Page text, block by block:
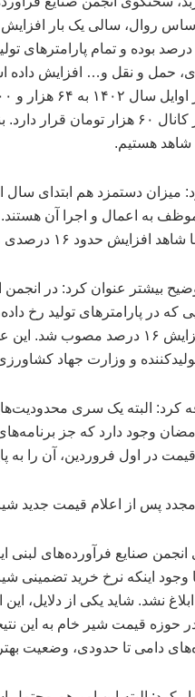
روال، سالی یک بار
بالای ۴۰ درصد بوده و تمام
شاهد هستیم.
میزان دستمزد هم ابتدای سال
به اعمال و اجرا آن
حدود ۱۶ درصدی محصولات لبنی باشیم.
بیشتر عنوان کرد: در انجمن
که در پارامترهای تولید رخ
نهایت افزایش ۱۶ درصد
و وزارت جهاد
کرد: البته یک سری
وجود دارد که جز
در اول فروردین، آن را
پس از اعلام قیمت جدید
صنایع فرآورده‌های لبنی
نشد. شاید یکی از دلایل،
حوزه قیمت شیر خام به این
دامی تا حدودی، وضعیت